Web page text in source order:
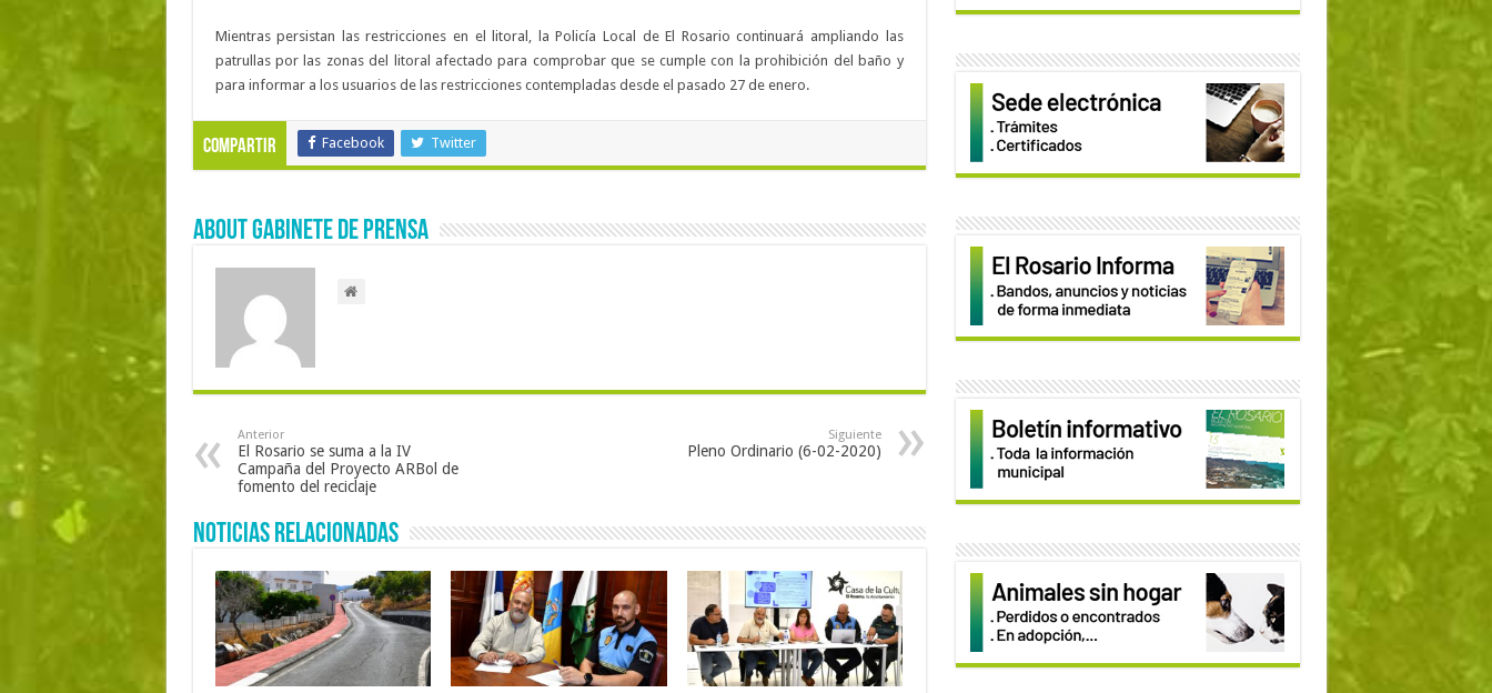
Mientras persistan las restricciones en el litoral, la Policía Local de El Rosario continuará ampliando las
patrullas por las zonas del litoral afectado para comprobar que se cumple con la prohibición del baño y
para informar a los usuarios de las restricciones contempladas desde el pasado 27 de enero.
Compartir Facebook Twitter
About Gabinete de Prensa
Anterior
El Rosario se suma a la IV
Campaña del Proyecto ARBol de
fomento del reciclaje
Siguiente
Pleno Ordinario (6-02-2020)
Noticias Relacionadas